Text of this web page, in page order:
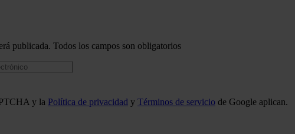
publicada. Todos los campos son obligatorios
y la Política de privacidad y Términos de servicio de Google aplican.